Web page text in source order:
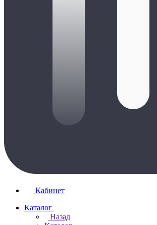
Кабинет
Каталог
Назад